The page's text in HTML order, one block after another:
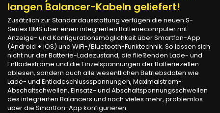
langen Balancer-Kabeln geliefert!
Zusätzlich zur Standardausstattung verfügen die neuen S-
Series BMS über einen integrierten Batteriecomputer mit
Anzeige- und Konfigurationsmöglichkeit über Smartfon-App
(Android + iOS) und WiFi-/Bluetooth-Funktechnik. So lassen sich
nicht nur der Batterie-Ladezustand, die fließenden Lade- und
Entladeströme und die Einzelspannungen der Batteriezellen
ablesen, sondern auch alle wesentlichen Betriebsdaten wie
Lade- und Entladeschlussspannungen, Maximalstrom-
Abschaltschwellen, Einsatz- und Abschaltspannungsschwellen
des integrierten Balancers und noch vieles mehr, problemlos
über die Smartfon-App konfigurieren.